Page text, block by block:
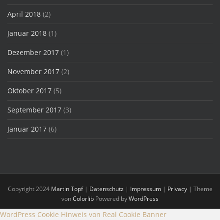
April 2018 (2)
Januar 2018 (1)
Dezember 2017 (1)
November 2017 (2)
Oktober 2017 (5)
September 2017 (3)
Januar 2017 (6)
Copyright 2024 Martin Topf| Datenschutz | Impressum| Privacy| Theme
vonColorlib Powered byWordPress
WordPress Cookie Hinweis von Real Cookie Banner